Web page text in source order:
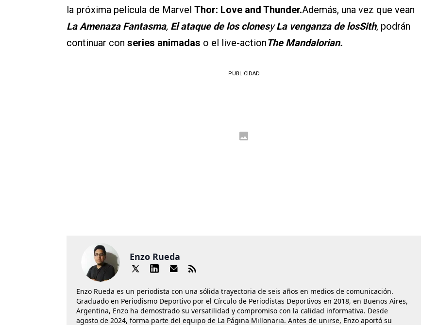
la próxima película de Marvel Thor: Love and Thunder.Además, una vez que vean
La Amenaza Fantasma, El ataque de los clonesyLa venganza de losSith, podrán
continuar con series animadas o el live-actionThe Mandalorian.
PUBLICIDAD
Enzo Rueda
Enzo Rueda es un periodista con una sólida trayectoria de seis años en medios de comunicación.
Graduado en Periodismo Deportivo por el Círculo de Periodistas Deportivos en 2018, en Buenos Aires,
Argentina, Enzo ha demostrado su versatilidad y compromiso con la calidad informativa. Desde
agosto de 2024, forma parte del equipo de La Página Millonaria. Antes de unirse, Enzo aportó su